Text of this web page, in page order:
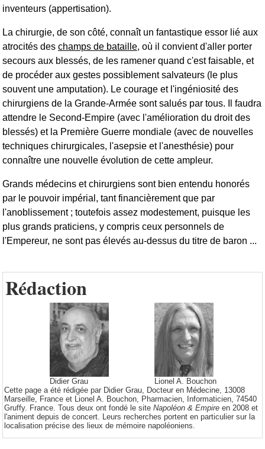
inventeurs (appertisation).
La chirurgie, de son côté, connaît un fantastique essor lié aux
atrocités des champs de bataille, où il convient d'aller porter
secours aux blessés, de les ramener quand c'est faisable, et
de procéder aux gestes possiblement salvateurs (le plus
souvent une amputation). Le courage et l'ingéniosité des
chirurgiens de la Grande-Armée sont salués par tous. Il faudra
attendre le Second-Empire (avec l'amélioration du droit des
blessés) et la Première Guerre mondiale (avec de nouvelles
techniques chirurgicales, l'asepsie et l'anesthésie) pour
connaître une nouvelle évolution de cette ampleur.
Grands médecins et chirurgiens sont bien entendu honorés
par le pouvoir impérial, tant financièrement que par
l'anoblissement ; toutefois assez modestement, puisque les
plus grands praticiens, y compris ceux personnels de
l'Empereur, ne sont pas élevés au-dessus du titre de baron ...
Rédaction
Didier Grau
Lionel A. Bouchon
Cette page a été rédigée par Didier Grau, Docteur en Médecine, 13008
Marseille, France et Lionel A. Bouchon, Pharmacien, Informaticien, 74540
Gruffy. France. Tous deux ont fondé le site Napoléon & Empire en 2008 et
l'animent depuis de concert. Leurs recherches portent en particulier sur la
localisation précise des lieux de mémoire napoléoniens.